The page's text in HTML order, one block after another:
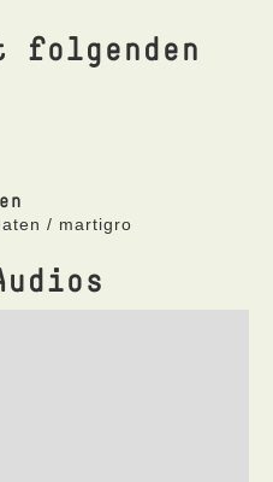
folgenden
/ martigro